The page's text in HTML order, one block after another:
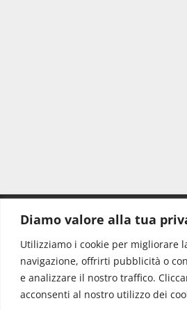
Diamo valore alla tua
Utilizziamo i cookie per migliorare
navigazione, offrirti pubblicità o
e analizzare il nostro traffico.
acconsenti al nostro utilizzo dei
Redazione:
Direttore:
Info & Commerciale: